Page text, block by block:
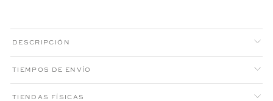
DESCRIPCIÓN
TIEMPOS DE ENVÍO
TIENDAS FÍSICAS